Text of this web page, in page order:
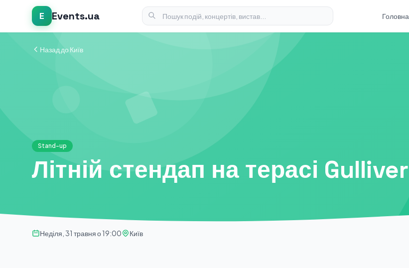
E Events.ua Головна
Назад до Київ
Stand-up
Літній стендап на терасі Gulliver
Неділя, 31 травня о 19:00 Київ